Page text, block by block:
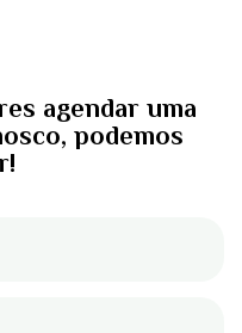
agendar uma
podemos